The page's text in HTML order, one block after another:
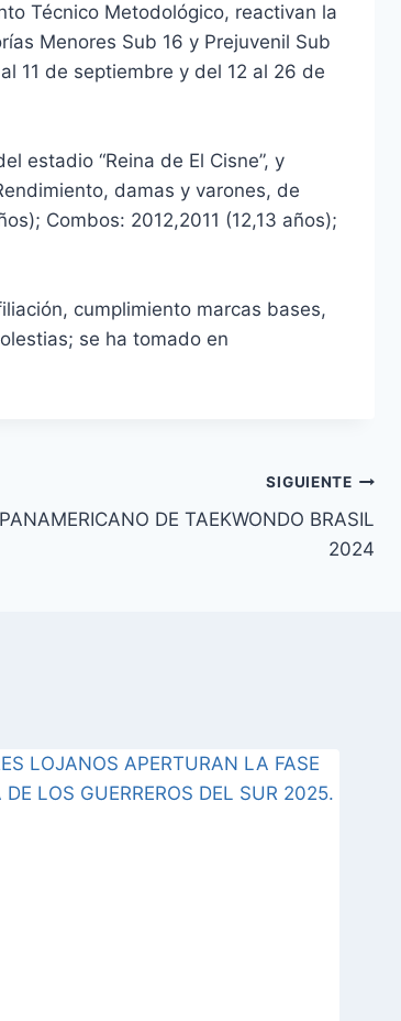
Técnico Metodológico, reactivan la
Menores Sub 16 y Prejuvenil Sub
11 de septiembre y del 12 al 26 de
estadio “Reina de El Cisne”, y
damas y varones, de
Combos: 2012,2011 (12,13 años);
cumplimiento marcas bases,
se ha tomado en
SIGUIENTE
DE TAEKWONDO BRASIL
2024